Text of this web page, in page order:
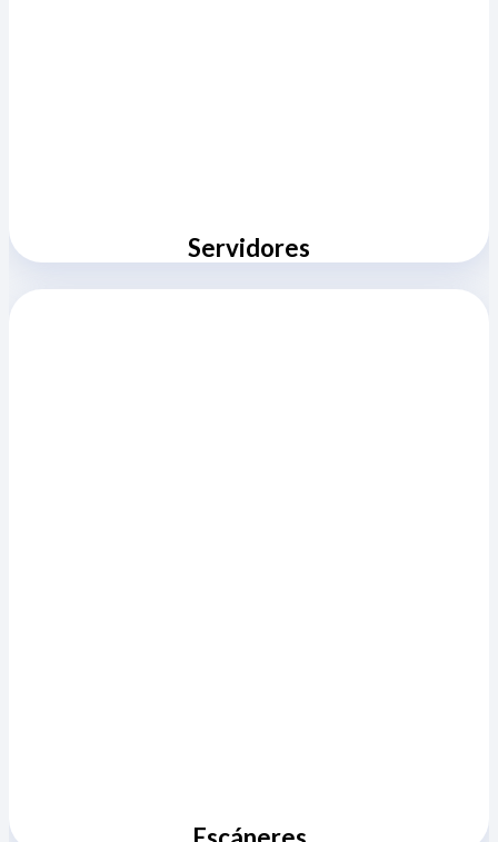
Servidores